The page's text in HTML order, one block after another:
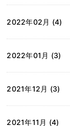
2022年02月 (4)
2022年01月 (3)
2021年12月 (3)
2021年11月 (4)